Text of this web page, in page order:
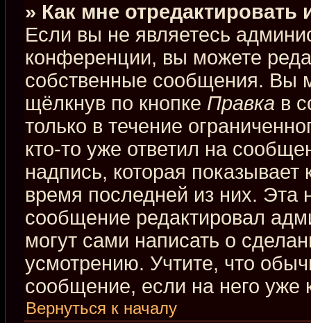
» Как мне
Если вы не являетесь
конференции, вы можете
собственные сообщения. Вы
щёлкнув по кнопке Правка в
только в течение
кто-то уже ответил на
надпись, которая показывает
время последней из них. Эта
сообщение редактировал
могут сами написать о
усмотрению. Учтите, что
сообщение, если на него уже
Вернуться к началу